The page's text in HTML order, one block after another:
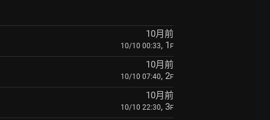
10月前
10/10 00:33, 1 F
10月前
10/10 07:40, 2F
10月前
10/10 22:30, 3F